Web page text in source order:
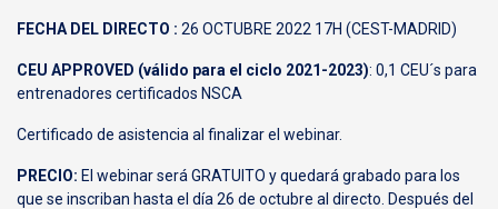
FECHA DEL DIRECTO : 26 OCTUBRE 2022 17H (CEST-MADRID)
CEU APPROVED (válido para el ciclo 2021-2023): 0,1 CEU´s para
entrenadores certificados NSCA
Certificado de asistencia al finalizar el webinar.
PRECIO: El webinar será GRATUITO y quedará grabado para los
que se inscriban hasta el día 26 de octubre al directo. Después del